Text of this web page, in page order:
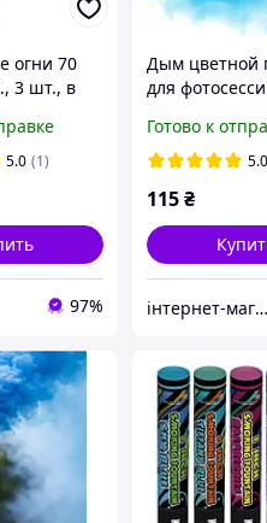
огни 70
3 шт., в
5.0 (1)
97%
Дым цветной
для
Maxsem
Готово к
5.0
115₴
інтернет-магазин Теремок